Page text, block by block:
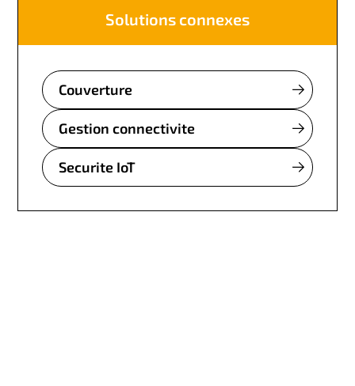
Solutions connexes
Couverture
Gestion connectivite
Securite IoT